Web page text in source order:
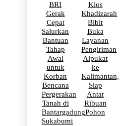
BRI
Gerak
Cepat
Salurkan
Bantuan
Tahap
Awal
untuk
Korban
Bencana
Pergerakan
Tanah di
Bantargadung
Sukabumi
Kios
Khadizarah
Bibit
Buka
Layanan
Pengiriman
Alpukat
ke
Kalimantan,
Siap
Antar
Ribuan
Pohon